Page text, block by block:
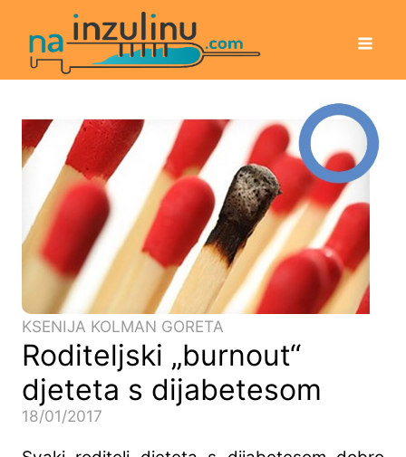
KSENIJA KOLMAN GORETA
Roditeljski „burnout“
djeteta s dijabetesom
18/01/2017